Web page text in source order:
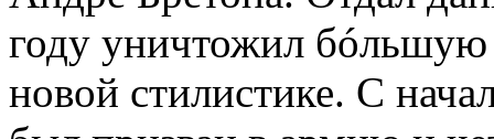
году уничтожил бóльшую
новой стилистике. С